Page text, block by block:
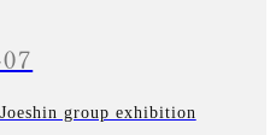
group exhibition